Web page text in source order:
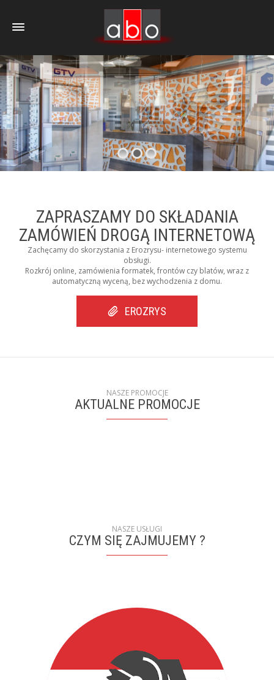
ZAPRASZAMY DO SKŁADANIA
ZAMÓWIEŃ DROGĄ INTERNETOWĄ
Zachęcamy do skorzystania z Erozrysu- internetowego systemu
obsługi.
Rozkrój online, zamówienia formatek, frontów czy blatów, wraz z
automatyczną wyceną, bez wychodzenia z domu.
EROZRYS
NASZE PROMOCJE
AKTUALNE PROMOCJE
NASZE USŁUGI
CZYM SIĘ ZAJMUJEMY ?